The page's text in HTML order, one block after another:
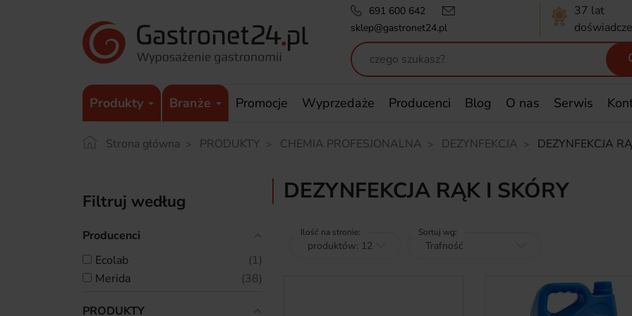
691 600 642
sklep@gastronet24.pl
37 lat
Produkty Branże Promocje Wyprzedaże Producenci Blog O nas Serwis
Strona główna PRODUKTY CHEMIA PROFESJONALNA DEZYNFEKCJA DEZYNFEKCJA
Filtruj według
Producenci
ecolab
1
merida
38
PRODUKTY
DEZYNFEKCJA RĄK I SKÓRY
Ilość na stronie: Sortuj wg: